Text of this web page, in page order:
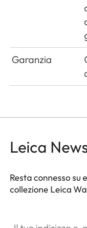
Garanzia
Leica
Resta connesso
collezione Leica